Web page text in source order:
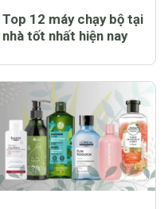
Top 12 máy chạy bộ tại
nhà tốt nhất hiện nay